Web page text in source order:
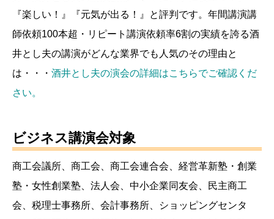
『楽しい！』『元気が出る！』と評判です。年間講演講
師依頼100本超・リピート講演依頼率6割の実績を誇る酒
井とし夫の講演がどんな業界でも人気のその理由と
は・・・ 酒井とし夫の演会の詳細はこちらでご確認くだ
さい。
ビジネス講演会対象
商工会議所、商工会、商工会連合会、経営革新塾・創業
塾・女性創業塾、法人会、中小企業同友会、民主商工
会、税理士事務所、会計事務所、ショッピングセンタ